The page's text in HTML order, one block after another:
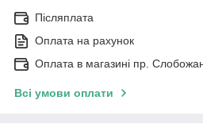
Післяплата
Оплата на рахунок
Оплата в магазині пр.
Всі умови оплати